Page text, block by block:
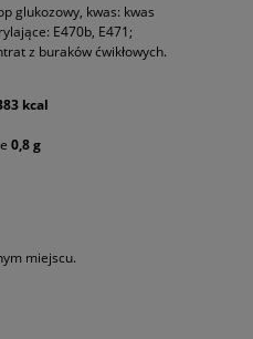
glukozowy, kwas: kwas
E470b, E471;
z buraków ćwikłowych.
kcal
0,8 g
miejscu.